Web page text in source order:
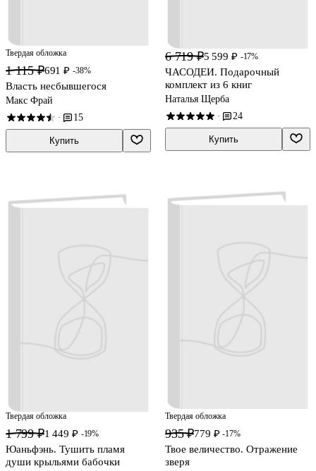
Твердая обложка
1 115 ₽691 ₽ -38%
Власть несбывшегося
Макс Фрай
· 15
Купить
6 719 ₽5 599 ₽ -17%
ЧАСОДЕИ. Подарочный
комплект из 6 книг
Наталья Щерба
· 24
Купить
Твердая обложка
1 799 ₽1 449 ₽ -19%
Юаньфэнь. Тушить пламя
души крыльями бабочки
Твердая обложка
935 ₽779 ₽ -17%
Твое величество. Отражение
зверя